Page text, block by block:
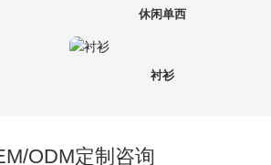
休闲单西
衬衫
ODM定制咨询